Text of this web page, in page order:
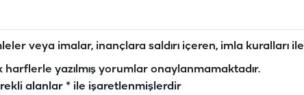
veya imalar, inançlara saldırı içeren, imla kuralları ile
yazılmış yorumlar onaylanmamaktadır.
alanlar * ile işaretlenmişlerdir